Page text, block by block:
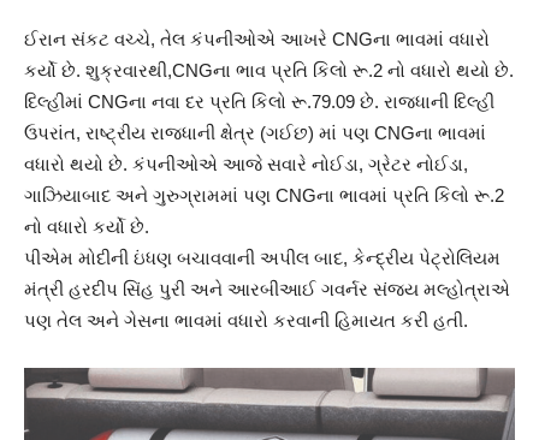
ઈરાન સંકટ વચ્ચે, તેલ કંપનીઓએ આખરે CNGના ભાવમાં વધારો
કર્યો છે. શુક્રવારથી,CNGના ભાવ પ્રતિ કિલો રૂ.2 નો વધારો થયો છે.
દિલ્હીમાં CNGના નવા દર પ્રતિ કિલો રૂ.79.09 છે. રાજધાની દિલ્હી
ઉપરાંત, રાષ્ટ્રીય રાજધાની ક્ષેત્ર (ગઈછ) માં પણ CNGના ભાવમાં
વધારો થયો છે. કંપનીઓએ આજે સવારે નોઈડા, ગ્રેટર નોઈડા,
ગાઝિયાબાદ અને ગુરુગ્રામમાં પણ CNGના ભાવમાં પ્રતિ કિલો રૂ.2
નો વધારો કર્યો છે.
પીએમ મોદીની ઇંધણ બચાવવાની અપીલ બાદ, કેન્દ્રીય પેટ્રોલિયમ
મંત્રી હરદીપ સિંહ પુરી અને આરબીઆઈ ગવર્નર સંજય મલ્હોત્રાએ
પણ તેલ અને ગેસના ભાવમાં વધારો કરવાની હિમાયત કરી હતી.